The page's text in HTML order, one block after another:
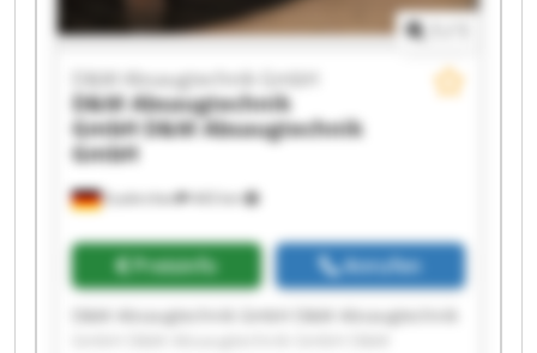
Euskirchen 443 km
D&M Absaugtechnik GmbH
D&M Absaugtechnik
GmbH D&M Absaugtechnik
GmbH
Preisinfo Anrufen
D&M Absaugtechnik GmbH D&M Absaugtechnik